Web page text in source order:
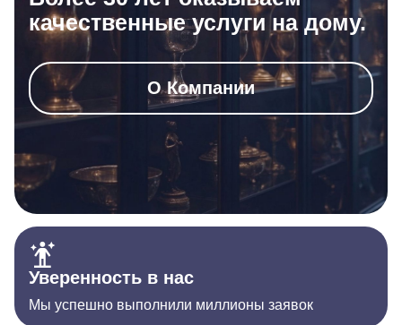
качественные услуги на дому.
О Компании
Уверенность в нас
Мы успешно выполнили миллионы заявок